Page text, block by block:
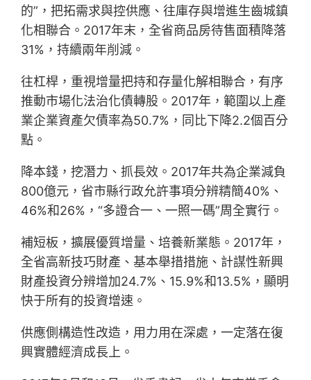
的”，把拓需求與控供應、往庫存與增進生齒城鎮
化相聯合。2017年末，全省商品房待售面積降落
31%，持續兩年削減。
往杠桿，重視增量把持和存量化解相聯合，有序
推動市場化法治化債轉股。2017年，範圍以上產
業企業資產欠債率為50.7%，同比下降2.2個百分
點。
降本錢，挖潛力、抓長效。2017年共為企業減負
800億元，省市縣行政允許事項分辨精簡40%、
46%和26%，“多證合一、一照一碼”周全實行。
補短板，擴展優質增量、培養新業態。2017年，
全省高新技巧財產、基本舉措措施、計謀性新興
財產投資分辨增加24.7%、15.9%和13.5%，顯明
快于所有的投資增速。
供應側構造性改造，用力用在深處，一定落在復
興實體經濟成長上。